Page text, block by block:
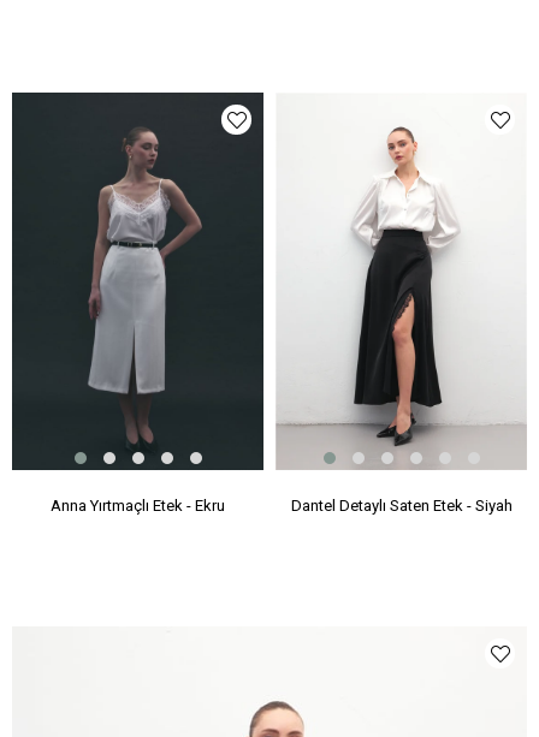
Anna Yırtmaçlı Etek - Ekru Dantel Detaylı Saten Etek - Siyah